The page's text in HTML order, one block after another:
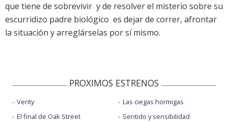
que tiene de sobrevivir  y de resolver el misterio sobre su
escurridizo padre biológico  es dejar de correr, afrontar
la situación y arreglárselas por sí mismo.
PROXIMOS ESTRENOS
Verity
El final de Oak Street
Las ciegas hormigas
Sentido y sensibilidad